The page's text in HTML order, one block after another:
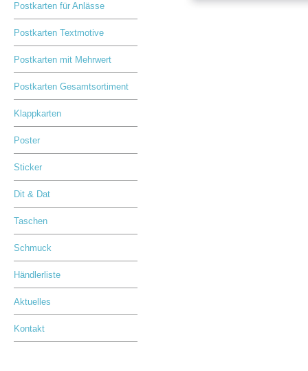
Postkarten für Anlässe
Postkarten Textmotive
Postkarten mit Mehrwert
Postkarten Gesamtsortiment
Klappkarten
Poster
Sticker
Dit & Dat
Taschen
Schmuck
Händlerliste
Aktuelles
Kontakt